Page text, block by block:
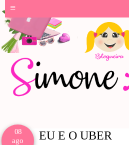
≡
08
ago
EU E O UBER